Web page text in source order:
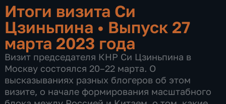
Итоги визита Си
Цзиньпина • Выпуск 27
марта 2023 года
Визит председателя КНР Си Цзиньпина в
Москву состоялся 20–22 марта. О
высказываниях разных блогеров об этом
визите, о начале формирования масштабного